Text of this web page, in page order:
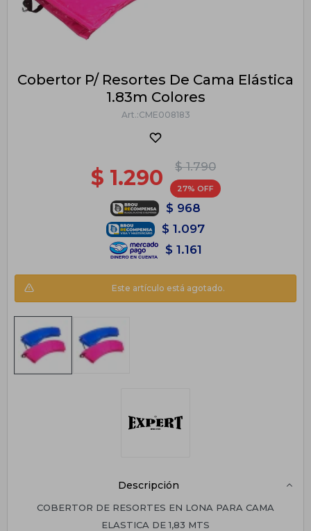
Cobertor P/ Resortes De Cama Elástica
1.83m Colores
CME008183
$ 1.790
$ 1.290 27
$ 968
$ 1.097
$ 1.161
Este artículo está agotado.
Descripción
COBERTOR DE RESORTES EN LONA PARA CAMA
ELASTICA DE 1,83 MTS